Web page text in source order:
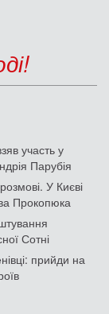
участь у
Парубія
У Києві
Прокопюка
Сотні
прийди на